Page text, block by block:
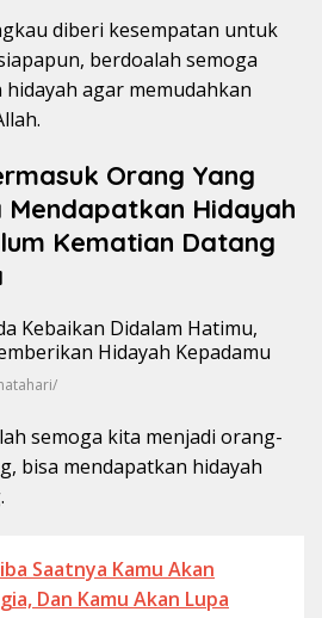
diberi kesempatan untuk
berdoalah semoga
agar memudahkan
Orang Yang
Mendapatkan Hidayah
Kematian Datang
semoga kita menjadi orang-
bisa mendapatkan hidayah
Saatnya Kamu Akan
Dan Kamu Akan Lupa